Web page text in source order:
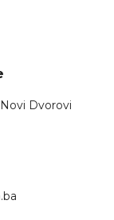
Dvorovi